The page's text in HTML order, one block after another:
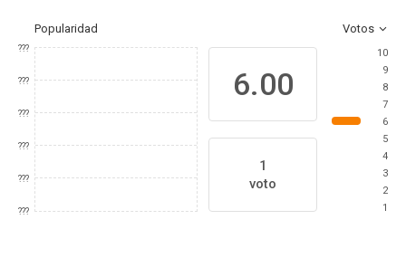
Popularidad Votos
???
???
???
???
???
???
6.00
1
voto
10
9
8
7
6
5
4
3
2
1